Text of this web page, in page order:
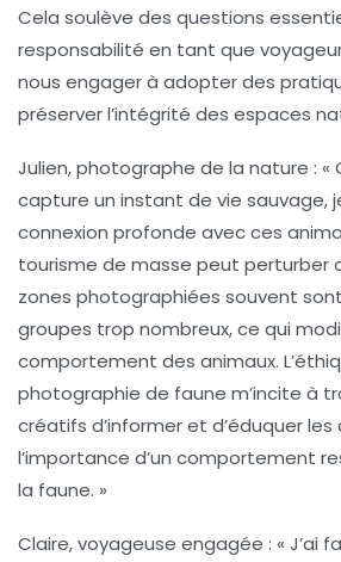
Cela soulève des questions
responsabilité en tant que
nous engager à adopter des
préserver l’intégrité des espaces
Julien, photographe de la nature : «
capture un instant de vie sauvage,
connexion profonde avec ces
tourisme de masse peut perturber
zones photographiées souvent
groupes trop nombreux, ce qui
comportement des animaux.
photographie de faune m’incite à
créatifs d’informer et d’éduquer les
l’importance d’un comportement
la faune. »
Claire, voyageuse engagée : « J’ai